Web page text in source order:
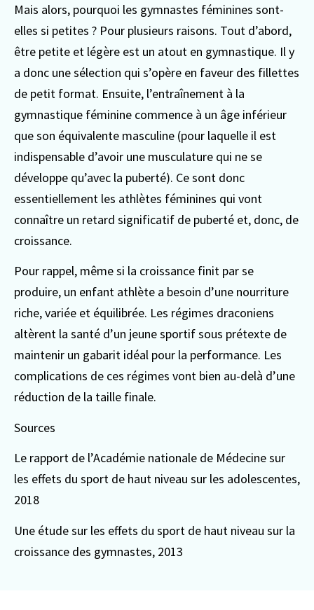
Mais alors, pourquoi les gymnastes féminines sont-
elles si petites ? Pour plusieurs raisons. Tout d’abord,
être petite et légère est un atout en gymnastique. Il y
a donc une sélection qui s’opère en faveur des fillettes
de petit format. Ensuite, l’entraînement à la
gymnastique féminine commence à un âge inférieur
que son équivalente masculine (pour laquelle il est
indispensable d’avoir une musculature qui ne se
développe qu’avec la puberté). Ce sont donc
essentiellement les athlètes féminines qui vont
connaître un retard significatif de puberté et, donc, de
croissance.
Pour rappel, même si la croissance finit par se
produire, un enfant athlète a besoin d’une nourriture
riche, variée et équilibrée. Les régimes draconiens
altèrent la santé d’un jeune sportif sous prétexte de
maintenir un gabarit idéal pour la performance. Les
complications de ces régimes vont bien au-delà d’une
réduction de la taille finale.
Sources
Le rapport de l’Académie nationale de Médecine sur
les effets du sport de haut niveau sur les adolescentes,
2018
Une étude sur les effets du sport de haut niveau sur la
croissance des gymnastes, 2013